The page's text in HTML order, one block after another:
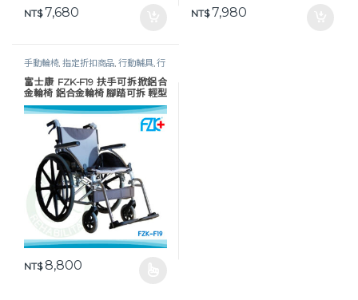
NT$7,680 NT$7,980
手動輪椅,指定折扣商品,行動輔具,行
動輔具, 輪椅, 長照專區
富士康 FZK-F19 扶手可拆掀鋁合
金輪椅 鋁合金輪椅 腳踏可拆 輕型
輪椅 康復
NT$8,800